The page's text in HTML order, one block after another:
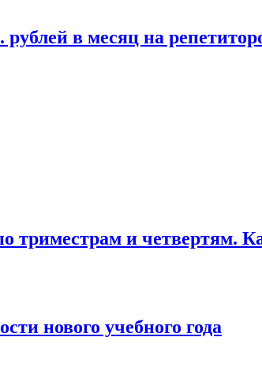
в месяц на
триместрам и четвертям.
нового учебного года